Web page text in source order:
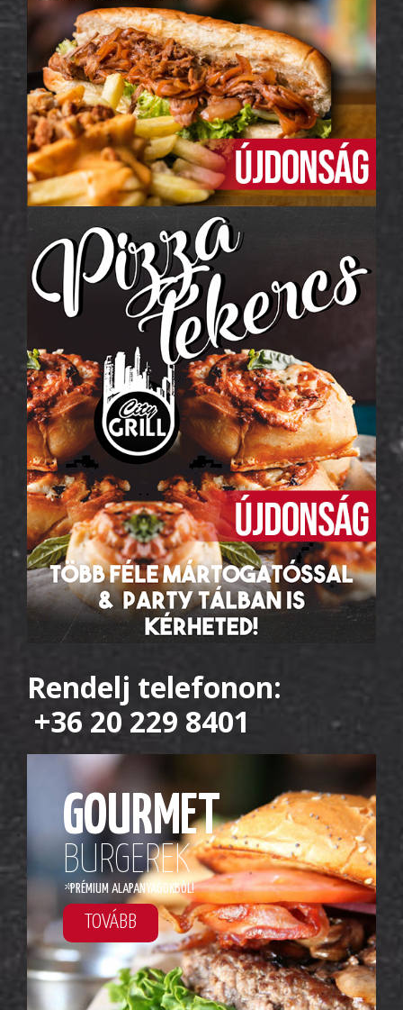
Rendelj telefonon:
+36 20 229 8401
GOURMET
BURGEREK
*PRÉMIUM ALAPANYAGOKBÓL!
TOVÁBB